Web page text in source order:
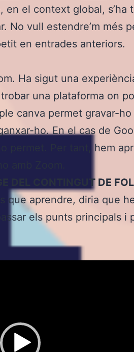
en el context global, s’ha
No vull estendre’m més
en entrades anteriors.
Ha sigut una
una plataforma on
canva permet gravar-
ho. En el cas de
permet. Per tant, hem
amb Zoom.
DEL CONTINGUT DE FOL
que aprendre, diria que
els punts principals i